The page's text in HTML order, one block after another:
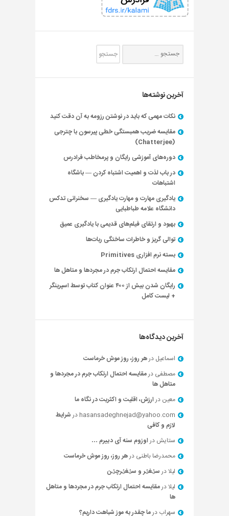
آخرین نوشته‌ها
نکات مهمی که باید در نوشتن رزومه به آن دقت کنید
مقایسه ضریب همبستگی خطی پیرسون با چترجی
(Chatterjee)
دوره‌های آموزشی رایگان و پرمخاطب فرادرس
در باب لذت و اهمیت اشتباه کردن — باشگاه
اشتباهات
یادگیری مهارت و مهارت یادگیری — سخنرانی تدکس
دانشگاه علامه طباطبایی
بهبود و ارتقای فیلم‌های قدیمی با یادگیری عمیق
توالی گریز و خاطرات ساختگی ربات‌ها
بسته نرم افزاری Primitives
مقایسه احتمال ارتکاب جرم در مجردها و متاهل ها
رایگان شدن بیش از ۴۰۰ عنوان کتاب توسط اسپرینگر
+ لیست کامل
آخرین دیدگاه‌ها
اسماعیل درهر روز، روز موش خرماست
مصطفی درمقایسه احتمال ارتکاب جرم در مجردها و
متاهل ها
معین درارزش، اقلیت و اکثریت در نگاه ما
hasansadeghnejad@yahoo.com درشرایط
لازم و کافی
ستایش دراوزوم سنه آی دییرم …
محمدرضا باطنی درهر روز، روز موش خرماست
لیلادرسؽغؽر و سؽغؽرچؽن
لیلادرمقایسه احتمال ارتکاب جرم در مجردها و متاهل
ها
سهراب درما چقدر به موز شباهت داریم؟